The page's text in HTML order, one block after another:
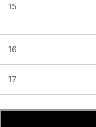
15
16
17